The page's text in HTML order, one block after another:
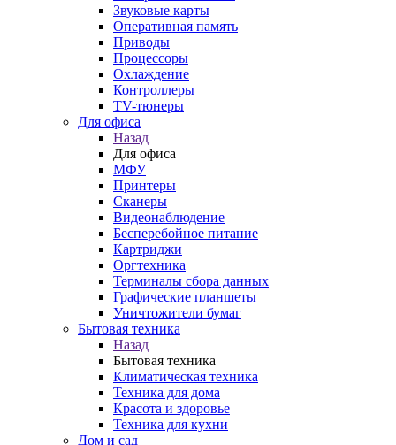
Звуковые карты
Оперативная память
Приводы
Процессоры
Охлаждение
Контроллеры
TV-тюнеры
Для офиса
Назад
Для офиса
МФУ
Принтеры
Сканеры
Видеонаблюдение
Бесперебойное питание
Картриджи
Оргтехника
Терминалы сбора данных
Графические планшеты
Уничтожители бумаг
Бытовая техника
Назад
Бытовая техника
Климатическая техника
Техника для дома
Красота и здоровье
Техника для кухни
Дом и сад